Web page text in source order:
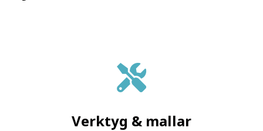
Ta reda på hur
Verktyg & mallar